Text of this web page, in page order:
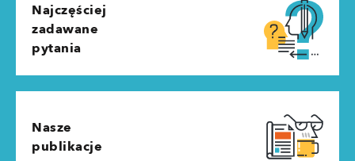
Najczęściej
zadawane
pytania
Nasze
publikacje